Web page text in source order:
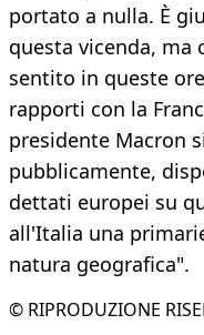
portato a nulla. È
questa vicenda, ma
sentito in queste
rapporti con la
presidente Macron
pubblicamente,
dettati europei su
all'Italia una
natura geografica".
© RIPRODUZIONE